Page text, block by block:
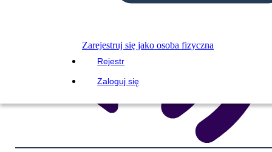
Zarejestruj się jako osoba fizyczna
Rejestr
Zaloguj się